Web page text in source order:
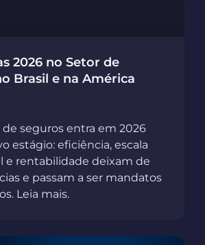
2026 no Setor de
Brasil e na América
seguros entra em 2026
estágio: eficiência, escala
e rentabilidade deixam de
e passam a ser mandatos
Leia mais.